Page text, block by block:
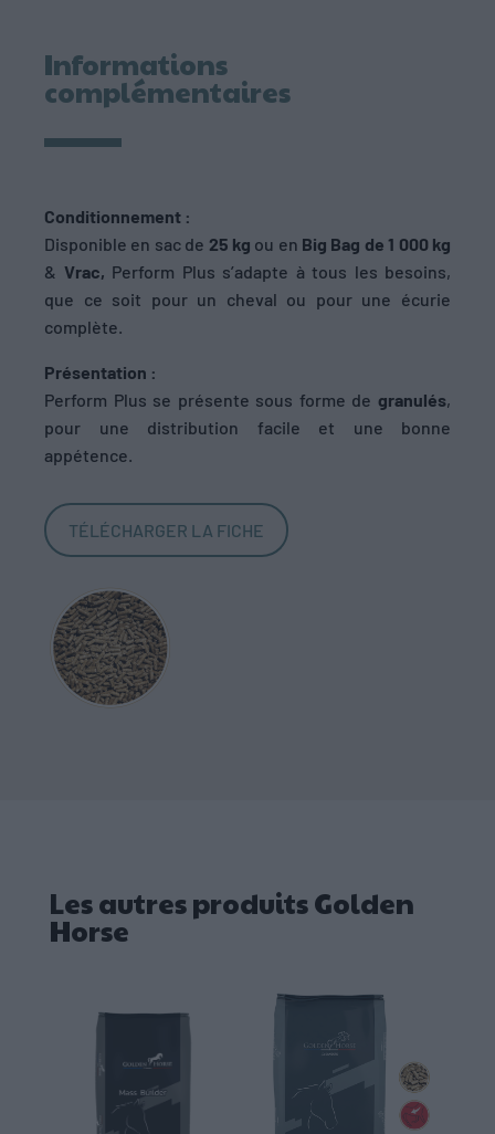
Informations
complémentaires
Conditionnement :
Disponible en sac de 25 kg ou en Big Bag de 1 000 kg
& Vrac, Perform Plus s’adapte à tous les besoins,
que ce soit pour un cheval ou pour une écurie
complète.
Présentation :
Perform Plus se présente sous forme de granulés,
pour une distribution facile et une bonne
appétence.
TÉLÉCHARGER LA FICHE
Les autres produits Golden
Horse